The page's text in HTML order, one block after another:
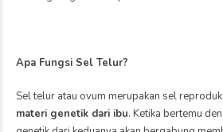
Jenis Kista yang Dapat Mengganggu
Beberapa kondisi yang perlu diwaspadai
kesuburan antara lain: